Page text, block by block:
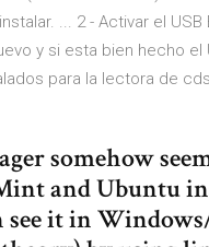
... 2 - Activar el
y si esta bien hecho
para la lectora de
somehow
and Ubuntu
see it in